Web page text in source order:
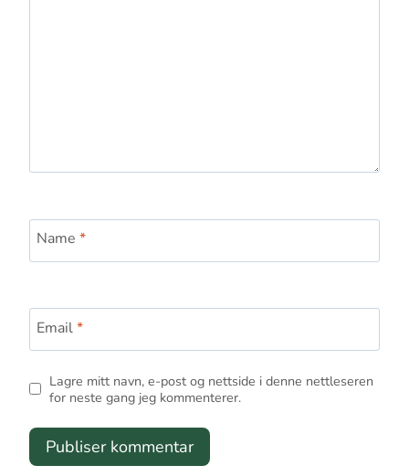
Name *
Email*
Lagre mitt navn, e-post og nettside i denne nettleseren
for neste gang jeg kommenterer.